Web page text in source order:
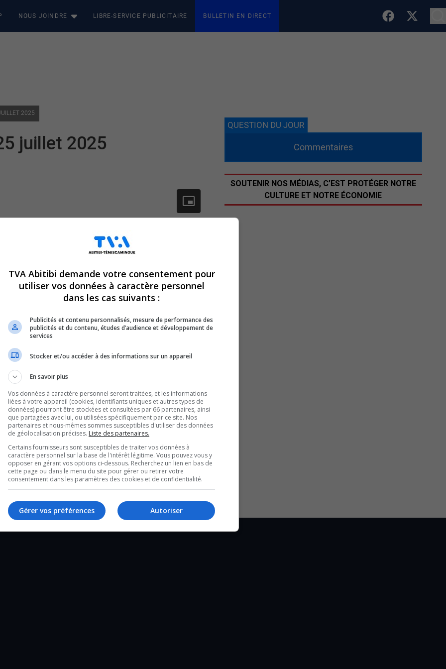
NOUS JOINDRE LIBRE-SERVICE PUBLICITAIRE BULLETIN EN DIRECT
2025
juillet 2025
vous incontournables pour connaître tout
sur l’heure du lunch et un de 28
un tour d’horizon complet de ce qui a
QUESTION DU JOUR
Commentaires
SOUTENIR NOS MÉDIAS, C’EST PROTÉGER NOTRE
CULTURE ET NOTRE ÉCONOMIE
TVA Abitibi demande votre consentement pour
utiliser vos données à caractère personnel
dans les cas suivants :
Publicités et contenu personnalisés, mesure de performance des
publicités et du contenu, études d’audience et développement de
services
Stocker et/ou accéder à des informations sur un appareil
En savoir plus
Vos données à caractère personnel seront traitées, et les informations
liées à votre appareil (cookies, identifiants uniques et autres types de
données) pourront être stockées et consultées par 66 partenaires, ainsi
que partagées avec lui, ou utilisées spécifiquement par ce site. Nos
partenaires et nous-mêmes sommes susceptibles d'utiliser des données
de géolocalisation précises. Liste des partenaires.
Certains fournisseurs sont susceptibles de traiter vos données à
caractère personnel sur la base de l'intérêt légitime. Vous pouvez vous y
opposer en gérant vos options ci-dessous. Recherchez un lien en bas de
cette page ou dans le menu du site pour gérer ou retirer votre
consentement dans les paramètres des cookies et de confidentialité.
Autoriser
Gérer vos préférences